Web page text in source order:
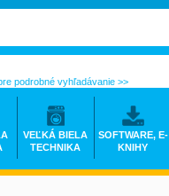
podrobné vyhľadávanie >>
VEĽKÁ BIELA
TECHNIKA
SOFTWARE, E-
KNIHY